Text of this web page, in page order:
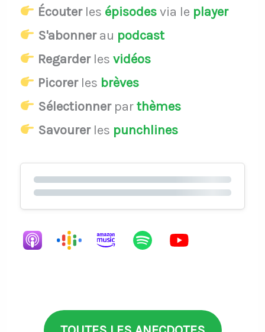
Écouterles épisodesvia le player
S'abonnerau podcast
Regarderles vidéos
Picorerles brèves
Sélectionnerparthèmes
Savourerles punchlines